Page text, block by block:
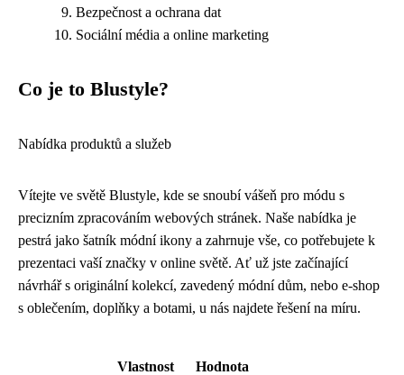
Bezpečnost a ochrana dat
Sociální média a online marketing
Co je to Blustyle?
Nabídka produktů a služeb
Vítejte ve světě Blustyle, kde se snoubí vášeň pro módu s
precizním zpracováním webových stránek. Naše nabídka je
pestrá jako šatník módní ikony a zahrnuje vše, co potřebujete k
prezentaci vaší značky v online světě. Ať už jste začínající
návrhář s originální kolekcí, zavedený módní dům, nebo e-shop
s oblečením, doplňky a botami, u nás najdete řešení na míru.
Vlastnost Hodnota